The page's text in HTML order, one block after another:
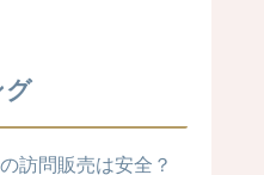
グ
訪問販売は安全？